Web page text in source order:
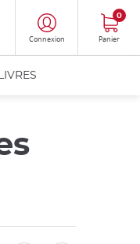
Connexion Panier
0
LIVRES